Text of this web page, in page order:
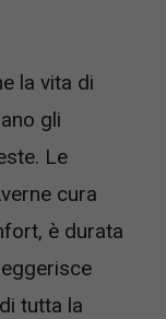
la vita di
gli
Le
cura
è durata
tutta la